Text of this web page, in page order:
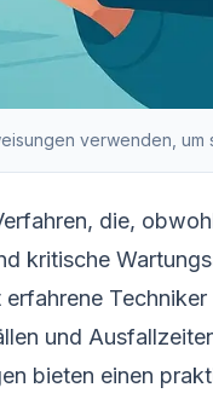
verwenden,
die,
kritische
und
bieten einen